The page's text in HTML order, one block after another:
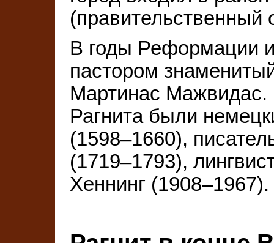
(правительственный
В годы Реформации
пастором
Мартинас
Рагнита были
(1598–1660),
(1719–1793),
Хеннинг (1908–1967).